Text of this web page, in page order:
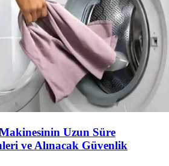
Uzun Süre
ve Alınacak Güvenlik